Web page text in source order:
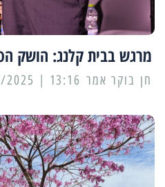
מרגש בבית קלנג: הושק
13:16 | 31/03/2025